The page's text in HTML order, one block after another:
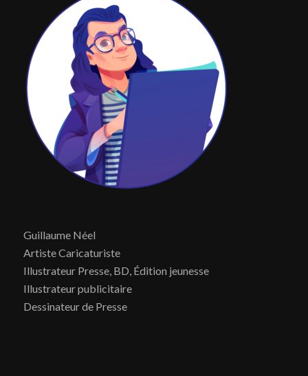
Guillaume Néel
Artiste Caricaturiste
Illustrateur Presse, BD, Édition jeunesse
Illustrateur publicitaire
Dessinateur de Presse